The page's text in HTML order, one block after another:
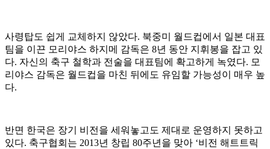
사령탑도 쉽게 교체하지 않았다. 북중미 월드컵에서 일본 대표
팀을 이끈 모리야스 하지메 감독은 8년 동안 지휘봉을 잡고 있
다. 자신의 축구 철학과 전술을 대표팀에 확고하게 녹였다. 모
리야스 감독은 월드컵을 마친 뒤에도 유임할 가능성이 매우 높
다.
반면 한국은 장기 비전을 세워놓고도 제대로 운영하지 못하고
있다. 축구협회는 2013년 창립 80주년을 맞아 ‘비전 해트트릭